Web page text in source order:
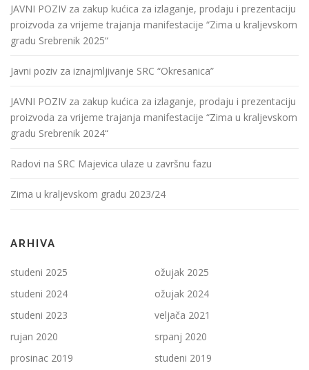
JAVNI POZIV za zakup kućica za izlaganje, prodaju i prezentaciju
proizvoda za vrijeme trajanja manifestacije “Zima u kraljevskom
gradu Srebrenik 2025“
Javni poziv za iznajmljivanje SRC “Okresanica”
JAVNI POZIV za zakup kućica za izlaganje, prodaju i prezentaciju
proizvoda za vrijeme trajanja manifestacije “Zima u kraljevskom
gradu Srebrenik 2024“
Radovi na SRC Majevica ulaze u završnu fazu
Zima u kraljevskom gradu 2023/24
ARHIVA
studeni 2025
ožujak 2025
studeni 2024
ožujak 2024
studeni 2023
veljača 2021
rujan 2020
srpanj 2020
prosinac 2019
studeni 2019